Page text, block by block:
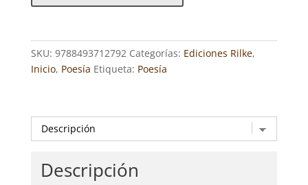
MACHADO
SKU: 9788493712792 Categorías: Ediciones Rilke,
Inicio, Poesía Etiqueta: Poesía
Descripción